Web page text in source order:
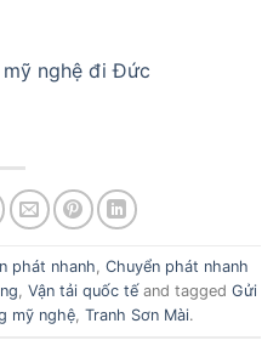
mỹ nghệ đi Đức
phát nhanh Chuyển phát nhanh
Vận tải quốc tếand tagged Gửi
mỹ nghệ Tranh Sơn Mài.